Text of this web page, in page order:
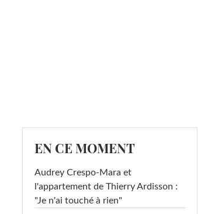
EN CE MOMENT
Audrey Crespo-Mara et
l'appartement de Thierry Ardisson :
"Je n'ai touché à rien"